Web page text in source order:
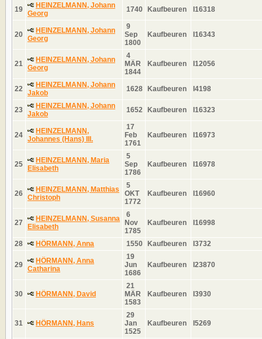
19
HEINZELMANN, Johann
Georg
1740 Kaufbeuren I16318
20
HEINZELMANN, Johann
Georg
9
Sep
1800
Kaufbeuren I16343
21
HEINZELMANN, Johann
Georg
4
MÄR
1844
Kaufbeuren I12056
22
HEINZELMANN, Johann
Jakob
1628 Kaufbeuren I4198
23
HEINZELMANN, Johann
Jakob
1652 Kaufbeuren I16323
24
HEINZELMANN,
Johannes (Hans) III.
17
Feb
1761
Kaufbeuren I16973
25
HEINZELMANN, Maria
Elisabeth
5
Sep
1786
Kaufbeuren I16978
26
HEINZELMANN, Matthias
Christoph
5
OKT
1772
Kaufbeuren I16960
27
HEINZELMANN, Susanna
Elisabeth
6
Nov
1785
Kaufbeuren I16998
28 HÖRMANN, Anna 1550 Kaufbeuren I3732
29
HÖRMANN, Anna
Catharina
19
Jun
1686
Kaufbeuren I23870
30 HÖRMANN, David
21
MÄR
1583
Kaufbeuren I3930
31 HÖRMANN, Hans
29
Jan
1525
Kaufbeuren I5269